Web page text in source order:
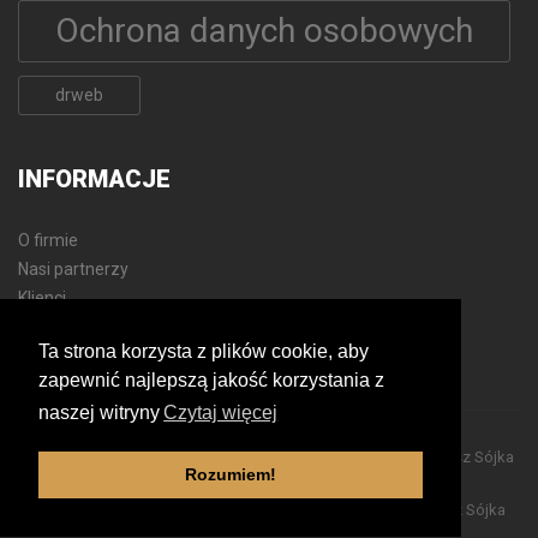
Ta strona korzysta z plików cookie, aby
zapewnić najlepszą jakość korzystania z
naszej witrynyCzytaj więcej
Rozumiem!
Ochrona danych osobowych
drweb
INFORMACJE
O firmie
Nasi partnerzy
Klienci
Mapa strony
© 2019 - 2020Aplicom - Usługi Informatyczne i Biurowe Tomasz Sójka
Wszelkie prawa zastrzeżone.
Aplicom - Usługi Informatyczne i Biurowe Tomasz Sójka